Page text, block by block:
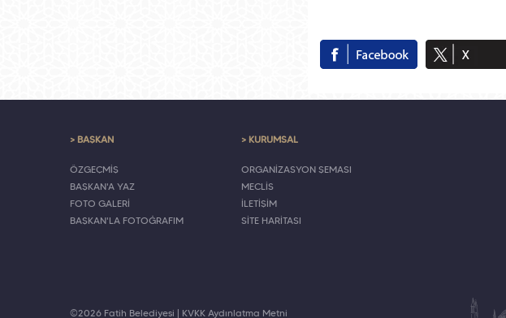
> BAŞKAN
ÖZGEÇMİŞ
BAŞKAN'A YAZ
FOTO GALERİ
BAŞKAN'LA FOTOĞRAFIM
> KURUMSAL
ORGANİZASYON ŞEMASI
MECLİS
İLETİŞİM
SİTE HARİTASI
©2026 Fatih Belediyesi | KVKK Aydınlatma Metni